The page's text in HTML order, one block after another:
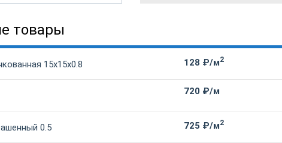
товары
15х15х0.8 128 ₽/м2
720 ₽/м
0.5 725 ₽/м2